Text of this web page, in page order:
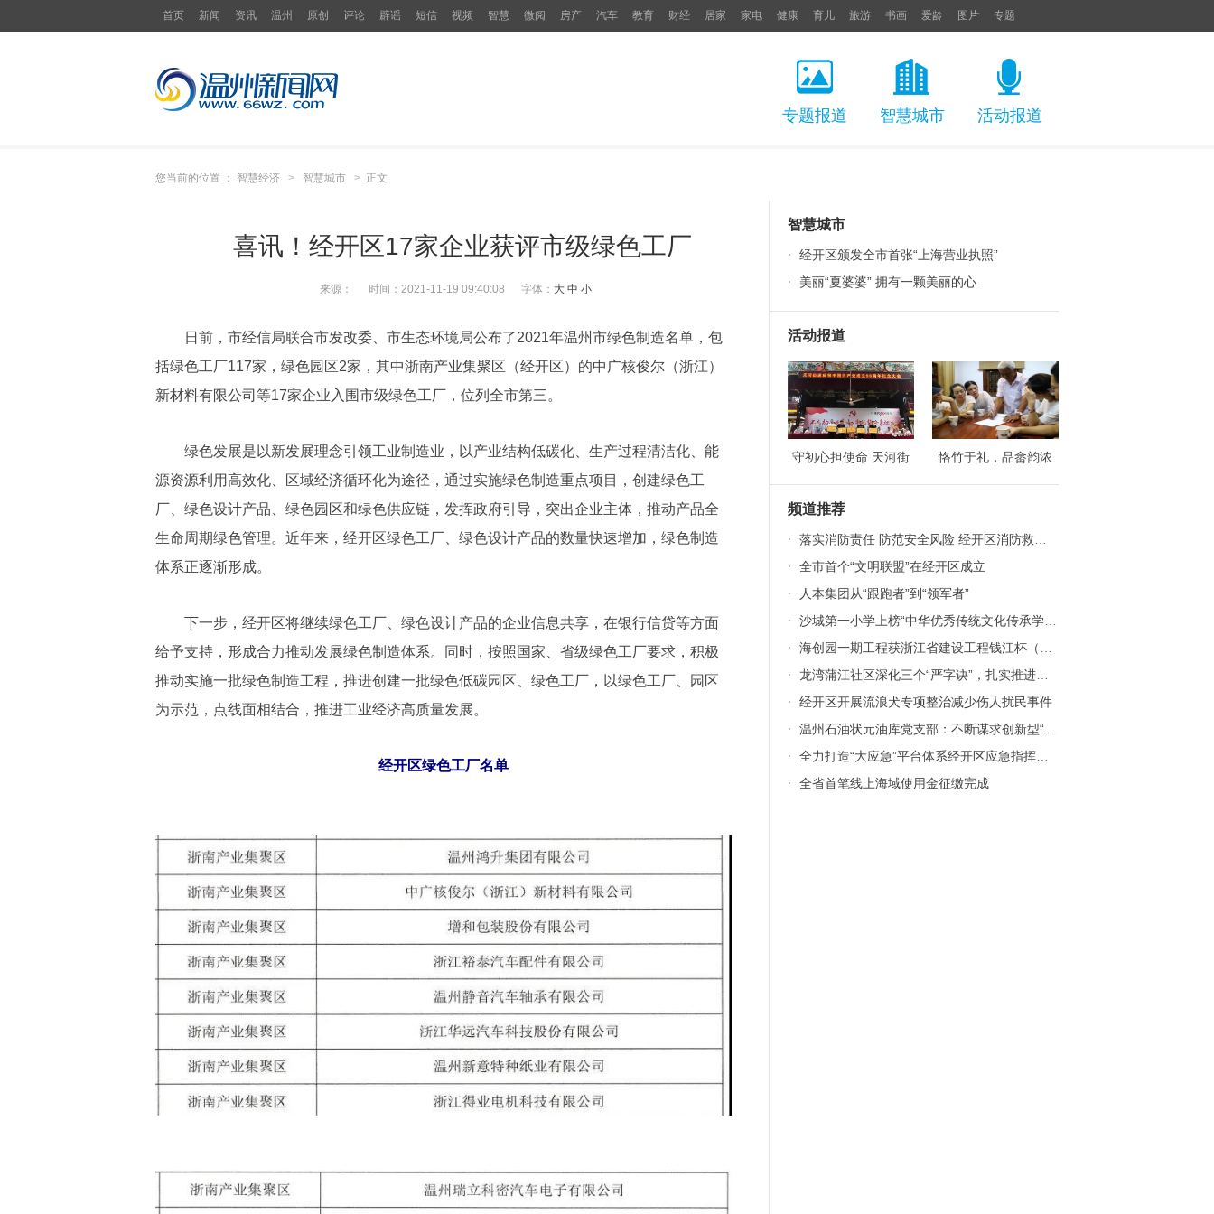
首页 新闻 资讯 温州 原创 评论 辟谣 短信 视频 智慧 微阅 房产 汽车 教育 财经 居家 家电 健康 育儿 旅游 书画 爱龄 图片 专题
专题报道 智慧城市 活动报道
您当前的位置 ： 智慧经济 > 智慧城市 > 正文
智慧城市
·
经开区颁发全市首张“上海营业执照”
·
美丽“夏婆婆” 拥有一颗美丽的心
活动报道
守初心担使命 天河街
召开
恪竹于礼，品畲韵浓
频道推荐
·
落实消防责任 防范安全风险 经开区消防救援大队联合天河街道启动“119”消防宣传月活动
·
全市首个“文明联盟”在经开区成立
·
人本集团从“跟跑者”到“领军者”
·
沙城第一小学上榜“中华优秀传统文化传承学校”
·
海创园一期工程获浙江省建设工程钱江杯（优质工程）奖
·
龙湾蒲江社区深化三个“严字诀”，扎实推进清廉村居建设
·
经开区开展流浪犬专项整治减少伤人扰民事件
·
温州石油状元油库党支部：不断谋求创新型“清廉库站”建设
·
全力打造“大应急”平台体系经开区应急指挥中心建设项目竣工验收
·
全省首笔线上海域使用金征缴完成
喜讯！经开区17家企业获评市级绿色工厂
来源： 时间： 2021-11-19 09:40:08 字体： 大 中 小
日前，市经信局联合市发改委、市生态环境局公布了2021年温州市绿色制造名单，包
括绿色工厂117家，绿色园区2家，其中浙南产业集聚区（经开区）的中广核俊尔（浙江）
新材料有限公司等17家企业入围市级绿色工厂，位列全市第三。
绿色发展是以新发展理念引领工业制造业，以产业结构低碳化、生产过程清洁化、能
源资源利用高效化、区域经济循环化为途径，通过实施绿色制造重点项目，创建绿色工
厂、绿色设计产品、绿色园区和绿色供应链，发挥政府引导，突出企业主体，推动产品全
生命周期绿色管理。近年来，经开区绿色工厂、绿色设计产品的数量快速增加，绿色制造
体系正逐渐形成。
下一步，经开区将继续绿色工厂、绿色设计产品的企业信息共享，在银行信贷等方面
给予支持，形成合力推动发展绿色制造体系。同时，按照国家、省级绿色工厂要求，积极
推动实施一批绿色制造工程，推进创建一批绿色低碳园区、绿色工厂，以绿色工厂、园区
为示范，点线面相结合，推进工业经济高质量发展。
经开区绿色工厂名单